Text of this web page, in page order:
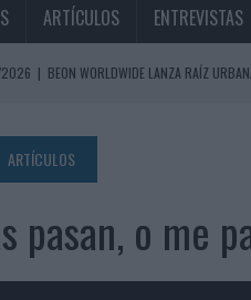
ARTÍCULOS ENTREVISTAS
| BEON WORLDWIDE LANZA RAÍZ
COMUNICACIÓN INCORPORA A CASONÁ Y
HOTELS & RESORTS ACERCA EL PARAÍSO
(BURGO DE ARIAS): “LA
ARTÍCULOS
pasan, o me